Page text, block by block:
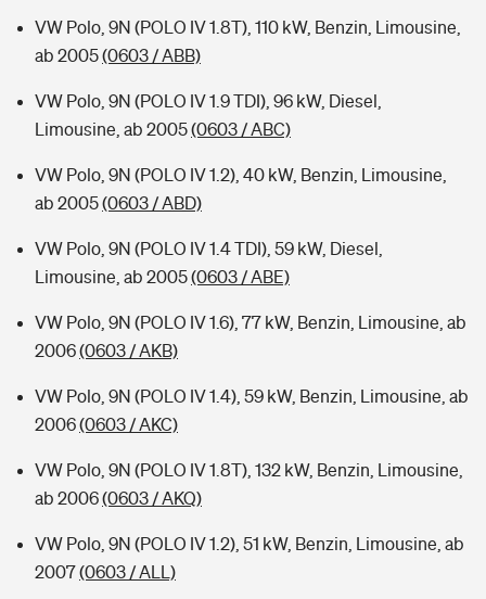
VW Polo, 9N (POLO IV 1.8T), 110 kW, Benzin, Limousine,
ab 2005(0603 / ABB)
VW Polo, 9N (POLO IV 1.9 TDI), 96 kW, Diesel,
Limousine, ab 2005(0603 / ABC)
VW Polo, 9N (POLO IV 1.2), 40 kW, Benzin, Limousine,
ab 2005(0603 / ABD)
VW Polo, 9N (POLO IV 1.4 TDI), 59 kW, Diesel,
Limousine, ab 2005(0603 / ABE)
VW Polo, 9N (POLO IV 1.6), 77 kW, Benzin, Limousine, ab
2006(0603 / AKB)
VW Polo, 9N (POLO IV 1.4), 59 kW, Benzin, Limousine, ab
2006(0603 / AKC)
VW Polo, 9N (POLO IV 1.8T), 132 kW, Benzin, Limousine,
ab 2006(0603 / AKQ)
VW Polo, 9N (POLO IV 1.2), 51 kW, Benzin, Limousine, ab
2007(0603 / ALL)